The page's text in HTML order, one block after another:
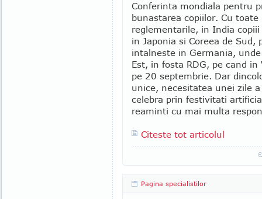
Conferinta mondiala pentru
bunastarea copiilor. Cu toate
reglementarile, in India
in Japonia si Coreea de
intalneste in Germania,
Est, in fosta RDG, pe cand
pe 20 septembrie. Dar
unice, necesitatea unei zile
celebra prin festivitati
reaminti cu mai multa
Citeste tot articolul
Pagina specialistilor